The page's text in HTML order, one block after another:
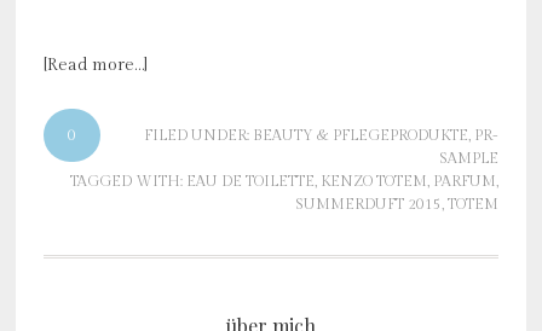
[Read more…]
0 FILED UNDER: BEAUTY & PFLEGEPRODUKTE, PR-
SAMPLE
TAGGED WITH: EAU DE TOILETTE, KENZO TOTEM, PARFUM,
SUMMERDUFT 2015,TOTEM
über mich